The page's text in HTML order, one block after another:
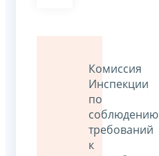
Комиссия
Инспекции
по
соблюдению
требований
к